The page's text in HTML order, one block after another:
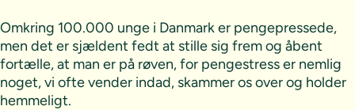
Omkring 100.000 unge i Danmark er pengepressede,
men det er sjældent fedt at stille sig frem og åbent
fortælle, at man er på røven, for pengestress er nemlig
noget, vi ofte vender indad, skammer os over og holder
hemmeligt.